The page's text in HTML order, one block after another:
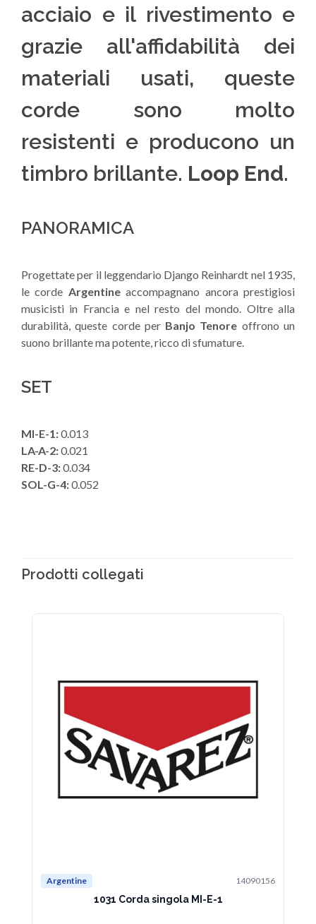
acciaio e il rivestimento e
grazie all'affidabilità dei
materiali usati, queste
corde sono molto
resistenti e producono un
timbro brillante. Loop End.
PANORAMICA
Progettate per il leggendario Django Reinhardt nel 1935,
le corde Argentineaccompagnano ancora prestigiosi
musicisti in Francia e nel resto del mondo. Oltre alla
durabilità, queste corde per Banjo Tenore offrono un
suono brillante ma potente, ricco di sfumature.
SET
MI-E-1:0.013
LA-A-2:0.021
RE-D-3:0.034
SOL-G-4:0.052
Prodotti collegati
Argentine 14090156
1031 Corda singola MI-E-1